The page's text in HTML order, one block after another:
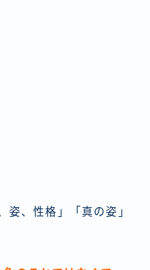
姿、性格」「真の姿」